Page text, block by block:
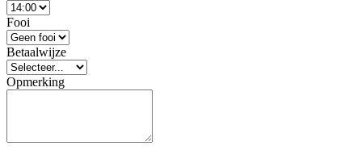
Fooi
Betaalwijze
Opmerking